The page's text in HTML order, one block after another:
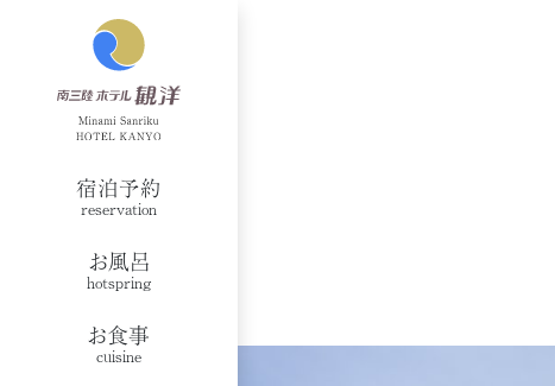
宿泊予約
reservation
お風呂
hotspring
お食事
cuisine